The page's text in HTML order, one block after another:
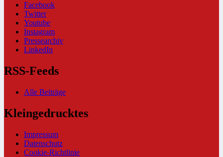
Facebook
Twitter
Youtube
Instagram
Pressearchiv
LinkedIn
RSS-Feeds
Alle Beiträge
Kleingedrucktes
Impressum
Datenschutz
Cookie-Richtlinie